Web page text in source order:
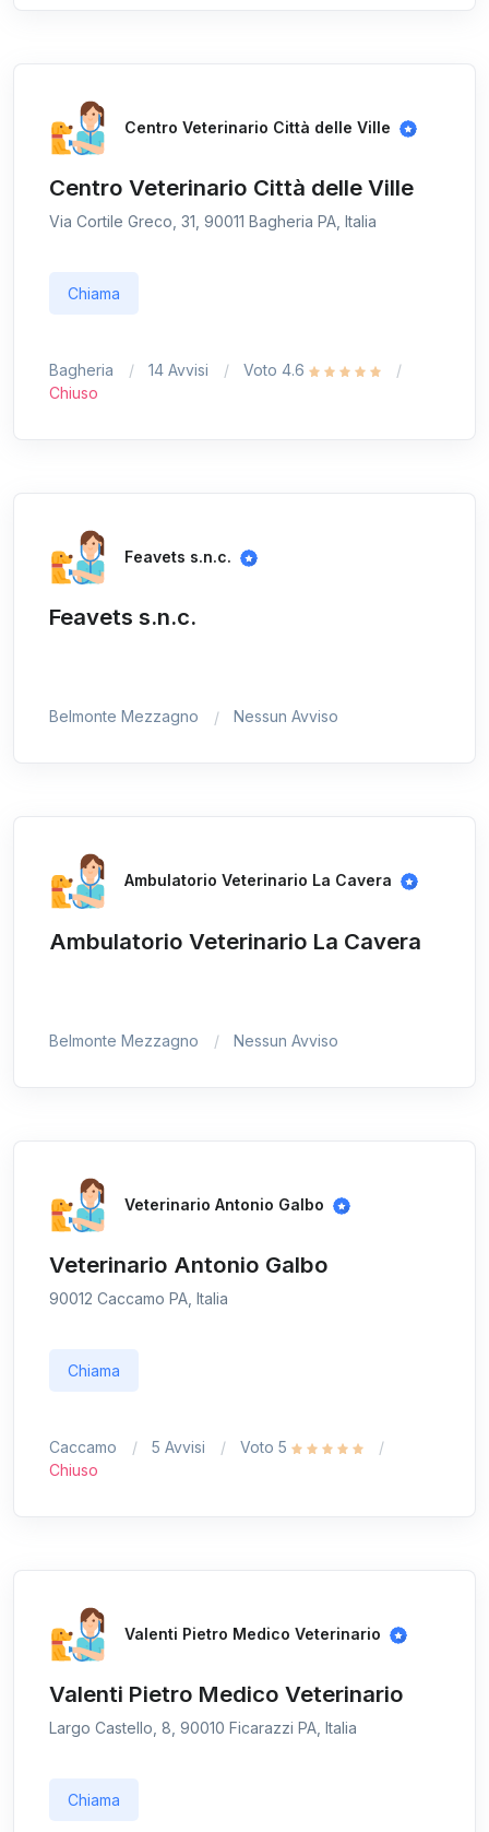
Centro Veterinario Città delle Ville
Centro Veterinario Città delle Ville
Via Cortile Greco, 31, 90011 Bagheria PA, Italia
Chiama
Bagheria 14 Avvisi
Voto 4.6
Chiuso
Feavets s.n.c.
Feavets s.n.c.
Belmonte Mezzagno Nessun Avviso
Ambulatorio Veterinario La Cavera
Ambulatorio Veterinario La Cavera
Belmonte Mezzagno Nessun Avviso
Veterinario Antonio Galbo
Veterinario Antonio Galbo
90012 Caccamo PA, Italia
Chiama
Caccamo 5 Avvisi
Voto 5
Chiuso
Valenti Pietro Medico Veterinario
Valenti Pietro Medico Veterinario
Largo Castello, 8, 90010 Ficarazzi PA, Italia
Chiama